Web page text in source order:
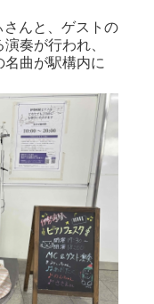
んと、ゲストの
奏が行われ、
名曲が駅構内に